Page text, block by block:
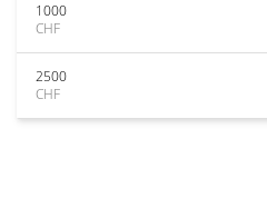
1000
CHF
2500
CHF